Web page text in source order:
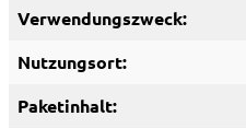
Verwendungszweck:
Nutzungsort:
Paketinhalt: